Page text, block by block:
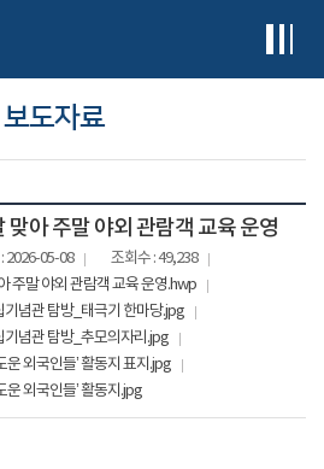
보도자료
맞아 주말 야외 관람객 교육 운영
2026-05-08
조회수 : 49,238
주말 야외 관람객 교육 운영.hwp
념관 탐방_태극기 한마당.jpg
기념관 탐방_추모의자리.jpg
운 외국인들’ 활동지 표지.jpg
운 외국인들’ 활동지.jpg